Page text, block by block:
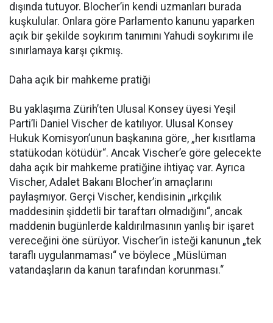
dışında tutuyor. Blocher’in kendi uzmanları burada
kuşkulular. Onlara göre Parlamento kanunu yaparken
açık bir şekilde soykırım tanımını Yahudi soykırımı ile
sınırlamaya karşı çıkmış.
Daha açık bir mahkeme pratiği
Bu yaklaşıma Zürih’ten Ulusal Konsey üyesi Yeşil
Parti’li Daniel Vischer de katılıyor. Ulusal Konsey
Hukuk Komisyon’unun başkanına göre, „her kısıtlama
statükodan kötüdür“. Ancak Vischer’e göre gelecekte
daha açık bir mahkeme pratiğine ihtiyaç var. Ayrıca
Vischer, Adalet Bakanı Blocher’in amaçlarını
paylaşmıyor. Gerçi Vischer, kendisinin „ırkçılık
maddesinin şiddetli bir taraftarı olmadığını“, ancak
maddenin bugünlerde kaldırılmasının yanlış bir işaret
vereceğini öne sürüyor. Vischer’in isteği kanunun „tek
taraflı uygulanmaması“ ve böylece „Müslüman
vatandaşların da kanun tarafından korunması.“